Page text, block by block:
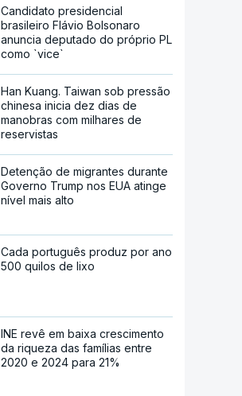
Candidato presidencial
brasileiro Flávio Bolsonaro
anuncia deputado do próprio PL
como `vice`
Han Kuang. Taiwan sob pressão
chinesa inicia dez dias de
manobras com milhares de
reservistas
Detenção de migrantes durante
Governo Trump nos EUA atinge
nível mais alto
Cada português produz por ano
500 quilos de lixo
INE revê em baixa crescimento
da riqueza das famílias entre
2020 e 2024 para 21%